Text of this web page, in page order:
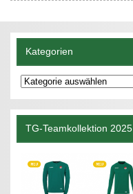
Kategorien
Kategorien
TG-Teamkollektion 2025